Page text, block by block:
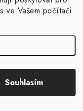
ve Vašem počítači
Souhlasím